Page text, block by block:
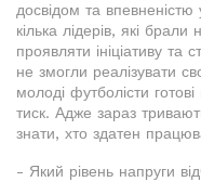
досвідом та
кілька лідерів, які
проявляти ініціативу та
не змогли реалізувати
молоді футболісти
тиск. Адже зараз
знати, хто здатен
- Який рівень напруги